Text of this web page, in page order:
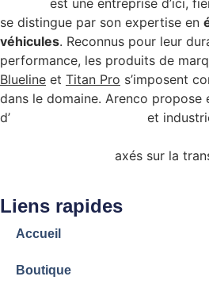
se distingue par son expertise en
véhicules. Reconnus pour leur
performance, les produits de
Blueline et Titan Pro s’imposent
dans le domaine. Arenco propose
d’
et
axés sur la
Liens rapides
Accueil
Boutique